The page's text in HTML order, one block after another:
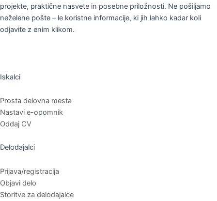
projekte, praktične nasvete in posebne priložnosti. Ne pošiljamo
neželene pošte – le koristne informacije, ki jih lahko kadar koli
odjavite z enim klikom.
Iskalci
Prosta delovna mesta
Nastavi e-opomnik
Oddaj CV
Delodajalci
Prijava/registracija
Objavi delo
Storitve za delodajalce